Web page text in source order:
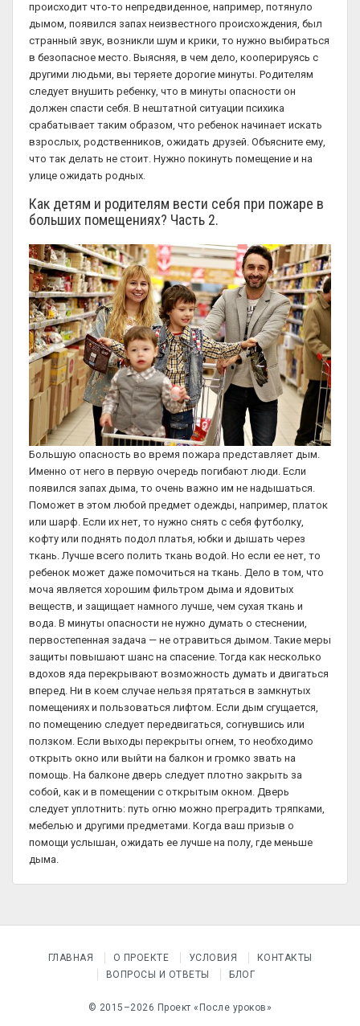
происходит что-то непредвиденное, например, потянуло
дымом, появился запах неизвестного происхождения, был
странный звук, возникли шум и крики, то нужно выбираться
в безопасное место. Выясняя, в чем дело, кооперируясь с
другими людьми, вы теряете дорогие минуты. Родителям
следует внушить ребенку, что в минуты опасности он
должен спасти себя. В нештатной ситуации психика
срабатывает таким образом, что ребенок начинает искать
взрослых, родственников, ожидать друзей. Объясните ему,
что так делать не стоит. Нужно покинуть помещение и на
улице ожидать родных.
Как детям и родителям вести себя при пожаре в
больших помещениях? Часть 2.
Большую опасность во время пожара представляет дым.
Именно от него в первую очередь погибают люди. Если
появился запах дыма, то очень важно им не надышаться.
Поможет в этом любой предмет одежды, например, платок
или шарф. Если их нет, то нужно снять с себя футболку,
кофту или поднять подол платья, юбки и дышать через
ткань. Лучше всего полить ткань водой. Но если ее нет, то
ребенок может даже помочиться на ткань. Дело в том, что
моча является хорошим фильтром дыма и ядовитых
веществ, и защищает намного лучше, чем сухая ткань и
вода. В минуты опасности не нужно думать о стеснении,
первостепенная задача — не отравиться дымом. Такие меры
защиты повышают шанс на спасение. Тогда как несколько
вдохов яда перекрывают возможность думать и двигаться
вперед. Ни в коем случае нельзя прятаться в замкнутых
помещениях и пользоваться лифтом. Если дым сгущается,
по помещению следует передвигаться, согнувшись или
ползком. Если выходы перекрыты огнем, то необходимо
открыть окно или выйти на балкон и громко звать на
помощь. На балконе дверь следует плотно закрыть за
собой, как и в помещении с открытым окном. Дверь
следует уплотнить: путь огню можно преградить тряпками,
мебелью и другими предметами. Когда ваш призыв о
помощи услышан, ожидать ее лучше на полу, где меньше
дыма.
ГЛАВНАЯ О ПРОЕКТЕ УСЛОВИЯ
КОНТАКТЫ
ВОПРОСЫ И ОТВЕТЫ
БЛОГ
© 2015–2026 Проект «После уроков»